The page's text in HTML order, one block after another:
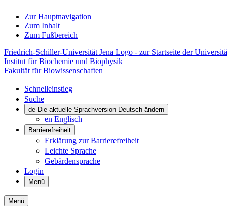
Zur Hauptnavigation
Zum Inhalt
Zum Fußbereich
Friedrich-Schiller-Universität Jena Logo - zur Startseite der
Institut für Biochemie und Biophysik
Fakultät für Biowissenschaften
Schnelleinstieg
Suche
de Die aktuelle Sprachversion Deutsch ändern
en Englisch
Barrierefreiheit
Erklärung zur Barrierefreiheit
Leichte Sprache
Gebärdensprache
Login
Menü
Menü